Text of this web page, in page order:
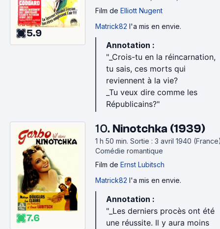
5.9
Film de Elliott Nugent
Matrick82 l'a mis en envie.
Annotation :
"_Crois-tu en la réincarnation,
tu sais, ces morts qui
reviennent à la vie?
_Tu veux dire comme les
Républicains?"
7.6
10. Ninotchka (1939)
1 h 50 min. Sortie : 3 avril 1940
Comédie romantique
Film de Ernst Lubitsch
Matrick82 l'a mis en envie.
Annotation :
"_Les derniers procès ont été
une réussite. Il y aura moins